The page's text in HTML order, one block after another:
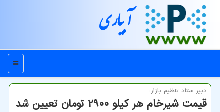
آبیاری
منو
دبیر ستاد تنظیم بازار:
قیمت شیرخام هر كیلو ۲۹۰۰ تومان تعیین شد